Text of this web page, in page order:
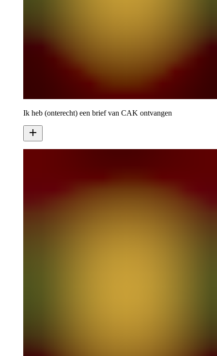
Ik heb (onterecht) een brief van CAK ontvangen